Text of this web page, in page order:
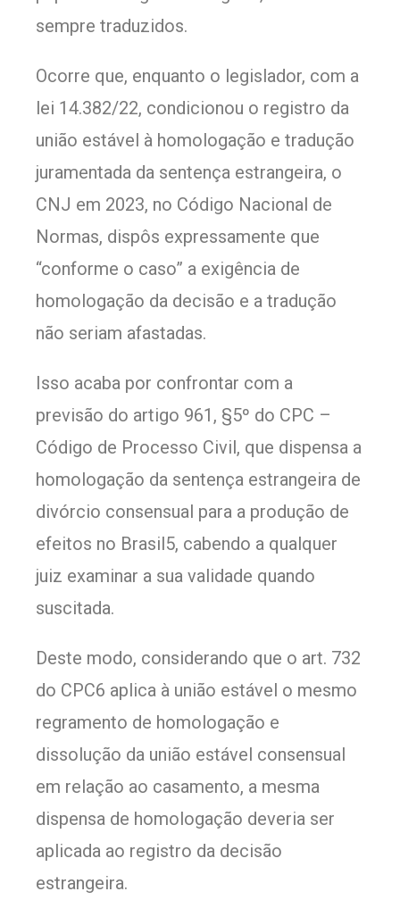
sempre traduzidos.
Ocorre que, enquanto o legislador, com a
lei 14.382/22, condicionou o registro da
união estável à homologação e tradução
juramentada da sentença estrangeira, o
CNJ em 2023, no Código Nacional de
Normas, dispôs expressamente que
“conforme o caso” a exigência de
homologação da decisão e a tradução
não seriam afastadas.
Isso acaba por confrontar com a
previsão do artigo 961, §5º do CPC –
Código de Processo Civil, que dispensa a
homologação da sentença estrangeira de
divórcio consensual para a produção de
efeitos no Brasil5, cabendo a qualquer
juiz examinar a sua validade quando
suscitada.
Deste modo, considerando que o art. 732
do CPC6 aplica à união estável o mesmo
regramento de homologação e
dissolução da união estável consensual
em relação ao casamento, a mesma
dispensa de homologação deveria ser
aplicada ao registro da decisão
estrangeira.